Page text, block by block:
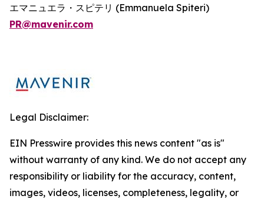
エマニュエラ・スピテリ (Emmanuela Spiteri)
PR@mavenir.com
Legal Disclaimer:
EIN Presswire provides this news content "as is"
without warranty of any kind. We do not accept any
responsibility or liability for the accuracy, content,
images, videos, licenses, completeness, legality, or